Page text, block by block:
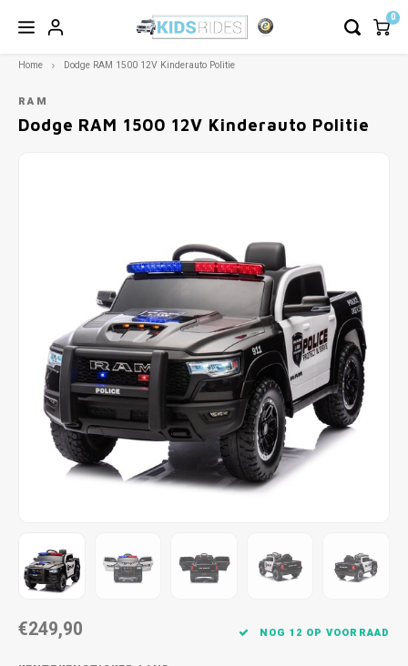
0
Home Dodge RAM 1500 12V Kinderauto Politie
RAM
Dodge RAM 1500 12V Kinderauto Politie
€249,90 NOG 12 OP VOORRAAD